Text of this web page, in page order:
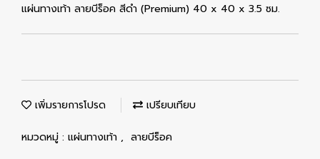
แผ่นทางเท้า ลายบีร็อค สีดำ (Premium) 40 x 40 x 3.5 ซม.
เพิ่มรายการโปรด เปรียบเทียบ
หมวดหมู่ : แผ่นทางเท้า , ลายบีร็อค